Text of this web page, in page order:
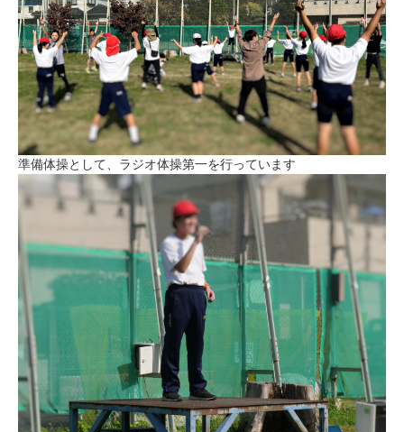
準備体操として、ラジオ体操第一を行っています